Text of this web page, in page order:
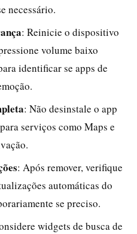
necessário.
: Reinicie o dispositivo
volume baixo
identificar se apps de
: Não desinstale o app
serviços como Maps e
: Após remover, verifique
automáticas do
se preciso.
widgets de busca de